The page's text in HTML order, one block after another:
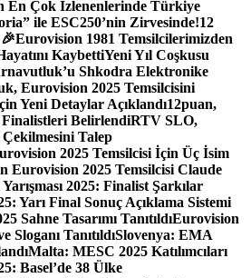
En Çok İzlenenlerinde Türkiye
ile ESC250’nin Zirvesinde!12
Eurovision 1981 Temsilcilerimizden
KaybettiYeni Yıl Coşkusu
Shkodra Elektronike
Eurovision 2025 Temsilcisini
Yeni Detaylar Açıklandı12puan,
BelirlendiRTV SLO,
Talep
2025 Temsilcisi İçin Üç İsim
Eurovision 2025 Temsilcisi Claude
2025: Finalist Şarkılar
Yarı Final Sonuç Açıklama Sistemi
Sahne Tasarımı TanıtıldıEurovision
Sloganı TanıtıldıSlovenya: EMA
Malta: MESC 2025 Katılımcıları
Basel’de 38 Ülke